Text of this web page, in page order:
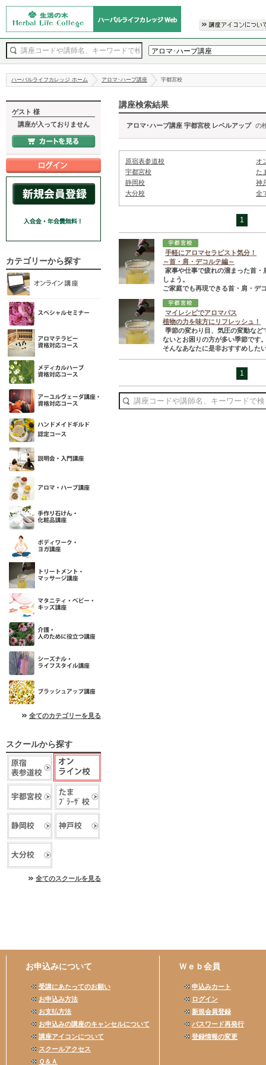
ハーバルライフカレッジ ホーム アロマ･ハーブ講座 宇都宮校
ゲスト 様
講座が入っておりません
カテゴリーから探す
全てのカテゴリーを見る
スクールから探す
全てのスクールを見る
講座検索結果
アロマ･ハーブ講座 宇都宮校 レベルアップ の
原宿表参道校
オ
宇都宮校
た
静岡校
神
大分校
全
1
手軽にアロマセラピスト気分！
～首・肩・デコルテ編～
家事や仕事で疲れの溜まった首
しょう。
ご家庭でも再現できる首・肩・デ
マイレシピでアロマバス
植物の力を味方にリフレッシュ！
季節の変わり目、気圧の変動な
ないとお困りの方が多い季節です
そんなあなたに是非おすすめした
1
お申込みについて
受講にあたってのお願い
お申込み方法
お支払方法
お申込みの講座のキャンセルについて
講座アイコンについて
スクールアクセス
Ｑ＆Ａ
Ｗｅｂ会員
申込みカート
ログイン
新規会員登録
パスワード再発行
登録情報の変更